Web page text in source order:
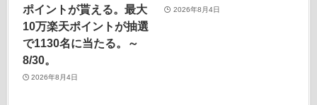
ポイントが貰える。最大
10万楽天ポイントが抽選
で1130名に当たる。～
8/30。
2026年8月4日
2026年8月4日